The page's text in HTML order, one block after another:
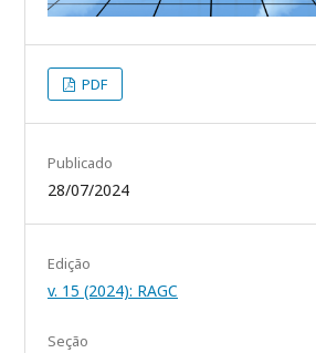
PDF
Publicado
28/07/2024
Edição
v. 15 (2024): RAGC
Seção